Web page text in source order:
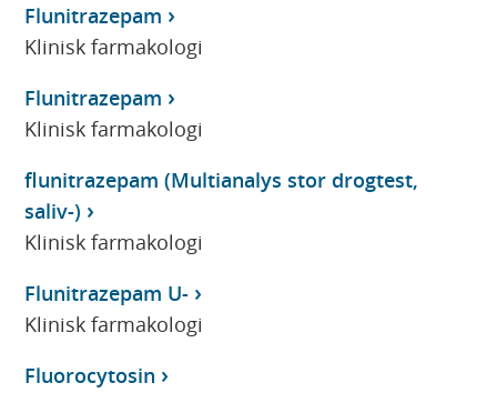
Flunitrazepam
Klinisk farmakologi
Flunitrazepam
Klinisk farmakologi
flunitrazepam (Multianalys stor drogtest,
saliv-)
Klinisk farmakologi
Flunitrazepam U-
Klinisk farmakologi
Fluorocytosin